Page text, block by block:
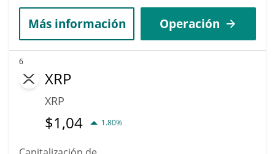
Más información Operación
6
XRP
XRP
$1,04 1.80%